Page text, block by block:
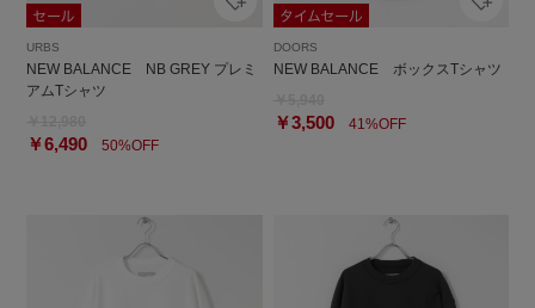
URBS
NEW BALANCE NB GREY プレミ
アムTシャツ
￥6,490 50%OFF
DOORS
NEW BALANCE ボックスTシャツ
￥3,50041%OFF